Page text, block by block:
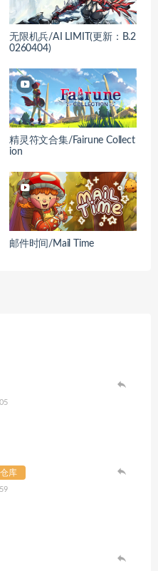
无限机兵/AI LIMIT(更新：B.2
0260404)
精灵符文合集/Fairune Collect
ion
邮件时间/Mail Time
库